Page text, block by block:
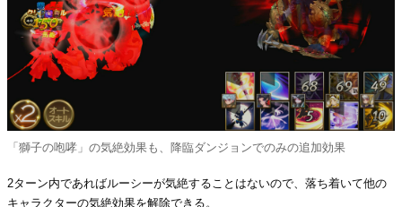
「獅子の咆哮」の気絶効果も、降臨ダンジョンでのみの追加効果
2ターン内であればルーシーが気絶することはないので、落ち着いて他の
キャラクターの気絶効果を解除できる。